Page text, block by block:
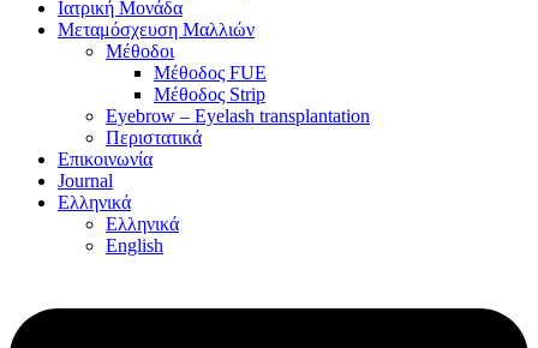
Ιατρική Μονάδα
Μεταμόσχευση Μαλλιών
Μέθοδοι
Μέθοδος FUE
Μέθοδος Strip
Eyebrow – Eyelash transplantation
Περιστατικά
Επικοινωνία
Journal
Ελληνικά
Ελληνικά
English